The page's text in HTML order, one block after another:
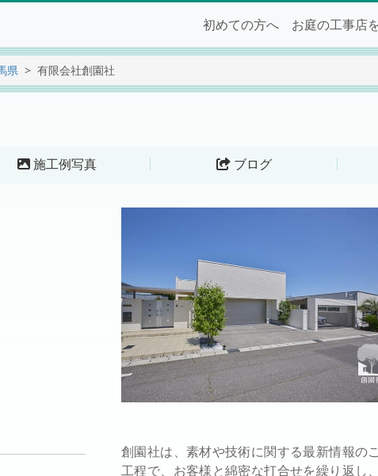
初めての方へ お庭の工事店
県 有限会社創園社
施工例写真 ブログ
創園社は、素材や技術に関する最新情報の
工程で、お客様と綿密な打合せを繰り返し